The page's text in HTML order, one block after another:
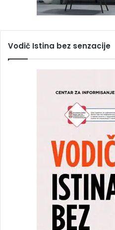
Vodič Istina bez senzacije